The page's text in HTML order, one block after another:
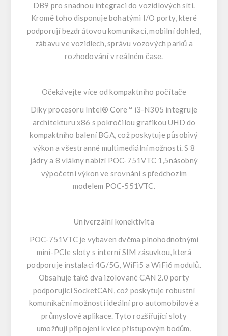
DB9 pro snadnou integraci do vozidlových sítí.
Kromě toho disponuje bohatými I/O porty, které
podporují bezdrátovou komunikaci, mobilní dohled,
zábavu ve vozidlech, správu vozových parků a
rozhodování v reálném čase.
Očekávejte více od kompaktního počítače
Díky procesoru Intel® Core™ i3-N305 integruje
architekturu x86 s pokročilou grafikou UHD do
kompaktního balení BGA, což poskytuje působivý
výkon a všestranné multimediální možnosti. S 8
jádry a 8 vlákny nabízí POC-751VTC 1,5násobný
výpočetní výkon ve srovnání s předchozím
modelem POC-551VTC.
Univerzální konektivita
POC-751VTC je vybaven dvěma plnohodnotnými
mini-PCIe sloty s interní SIM zásuvkou, která
podporuje instalaci 4G/5G, WiFi5 a WiFi6 modulů.
Obsahuje také dva izolované CAN 2.0 porty
podporující SocketCAN, což poskytuje robustní
komunikační možnosti ideální pro automobilové a
průmyslové aplikace. Tyto rozšiřující sloty
umožňují připojení k více přístupovým bodům,